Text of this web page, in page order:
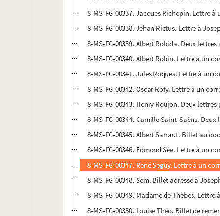
8-MS-FG-00337. Jacques Richepin. Lettre
8-MS-FG-00338. Jehan Rictus. Lettre à
8-MS-FG-00339. Albert Robida. Deux
8-MS-FG-00340. Albert Robin. Lettre à un
8-MS-FG-00341. Jules Roques. Lettre à un
8-MS-FG-00342. Oscar Roty. Lettre à un
8-MS-FG-00343. Henry Roujon. Deux
8-MS-FG-00344. Camille Saint-Saëns.
8-MS-FG-00345. Albert Sarraut. Billet au
8-MS-FG-00346. Edmond Sée. Lettre à un
8-MS-FG-00347. René Seguy. Lettre à un
8-MS-FG-00348. Sem. Billet adressé à
8-MS-FG-00349. Madame de Thèbes. Lettre
8-MS-FG-00350. Louise Théo. Billet de